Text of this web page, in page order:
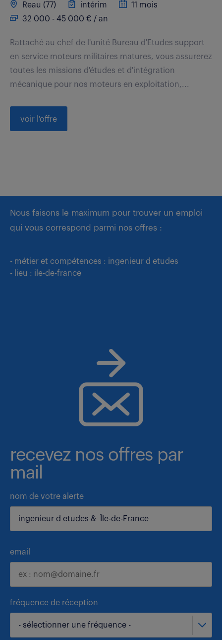
Reau (77) intérim
11 mois
32 000 - 45 000 € / an
Rattaché au chef de l'unité Bureau d'Etudes support
en service moteurs militaires matures, vous assurerez
toutes les missions d'études et d'intégration
mécanique pour nos moteurs en exploitation,...
voir l'offre
Nous faisons le maximum pour trouver un emploi
qui vous correspond parmi nos offres :
- métier et compétences : ingenieur d etudes
- lieu : ile-de-france
recevez nos offres par
mail
nom de votre alerte
email
fréquence de réception
- sélectionner une fréquence -